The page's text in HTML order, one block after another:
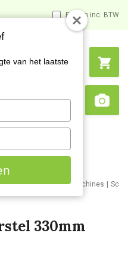
Prijzen inc. BTW
Search
Schrob- en boen machines
330mm
van het laatste